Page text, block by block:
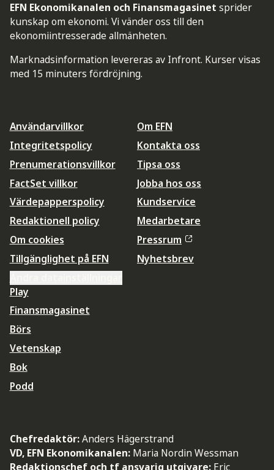
EFN Ekonomikanalen och Finansmagasinet sprider
kunskap om ekonomi. Vi vänder oss till den
ekonomiintresserade allmänheten.
Marknadsinformation levereras av Infront. Kurser visas
med 15 minuters fördröjning.
Användarvillkor
Integritetspolicy
Prenumerationsvillkor
FactSet villkor
Värdepapperspolicy
Redaktionell policy
Om cookies
Tillgänglighet på EFN
Om EFN
Kontakta oss
Tipsa oss
Jobba hos oss
Kundservice
Medarbetare
Pressrum
Nyhetsbrev
Play
Finansmagasinet
Börs
Vetenskap
Bok
Podd
Chefredaktör:Anders Hägerstrand
VD, EFN Ekonomikanalen: Maria Nordin Wessman
Redaktionschef och tf ansvarig utgivare: Eric